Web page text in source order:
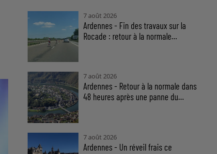
7 août 2026
Ardennes - Fin des travaux sur la
Rocade : retour à la normale...
7 août 2026
Ardennes - Retour à la normale dans
48 heures après une panne du...
7 août 2026
Ardennes - Un réveil frais ce